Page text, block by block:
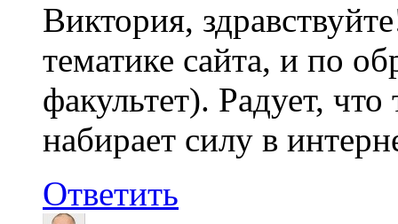
Виктория,
тематике сайта, и по
факультет). Радует,
набирает силу в
Ответить